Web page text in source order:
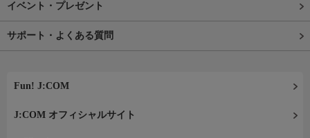
イベント・プレゼント
サポート・よくある質問
Fun! J:COM
J:COM オフィシャルサイト